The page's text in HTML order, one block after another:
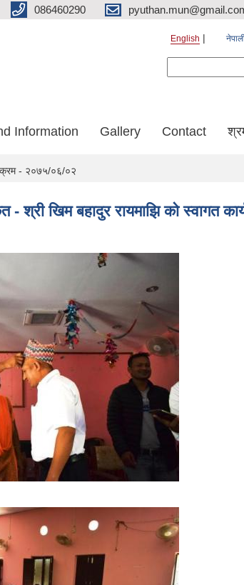
086460290
English
Information Gallery Contact
- २०७५/०६/०२
खिम बहादुर रायमाझि काे स्वागत